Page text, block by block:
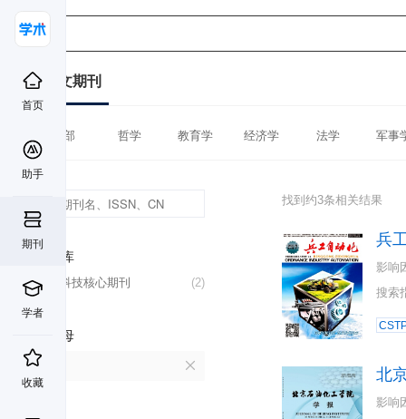
首页
助手
期刊
学者
收藏
中文期刊
全部 哲学 教育学 经济学 法学 军事
数据库
(2)
中国科技核心期刊
首字母
找到约3条相关结果
兵
影响
搜索
北
影响